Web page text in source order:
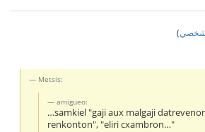
)
Metsis:
amigueo:
…samkiel "gaji aux malgaji
renkonton", "eliri cxambron…"